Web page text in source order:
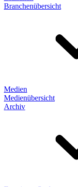
Branchenübersicht
Medien
Medienübersicht
Archiv